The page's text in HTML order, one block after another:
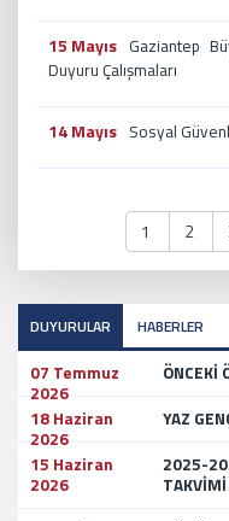
15 Mayıs Gaziantep
Duyuru Çalışmaları
14 Mayıs Sosyal
1 2
DUYURULAR HABERLER
07 Temmuz
2026
ÖNCEKİ
18 Haziran
2026
YAZ
15 Haziran
2026
2025-
TAKVİMİ